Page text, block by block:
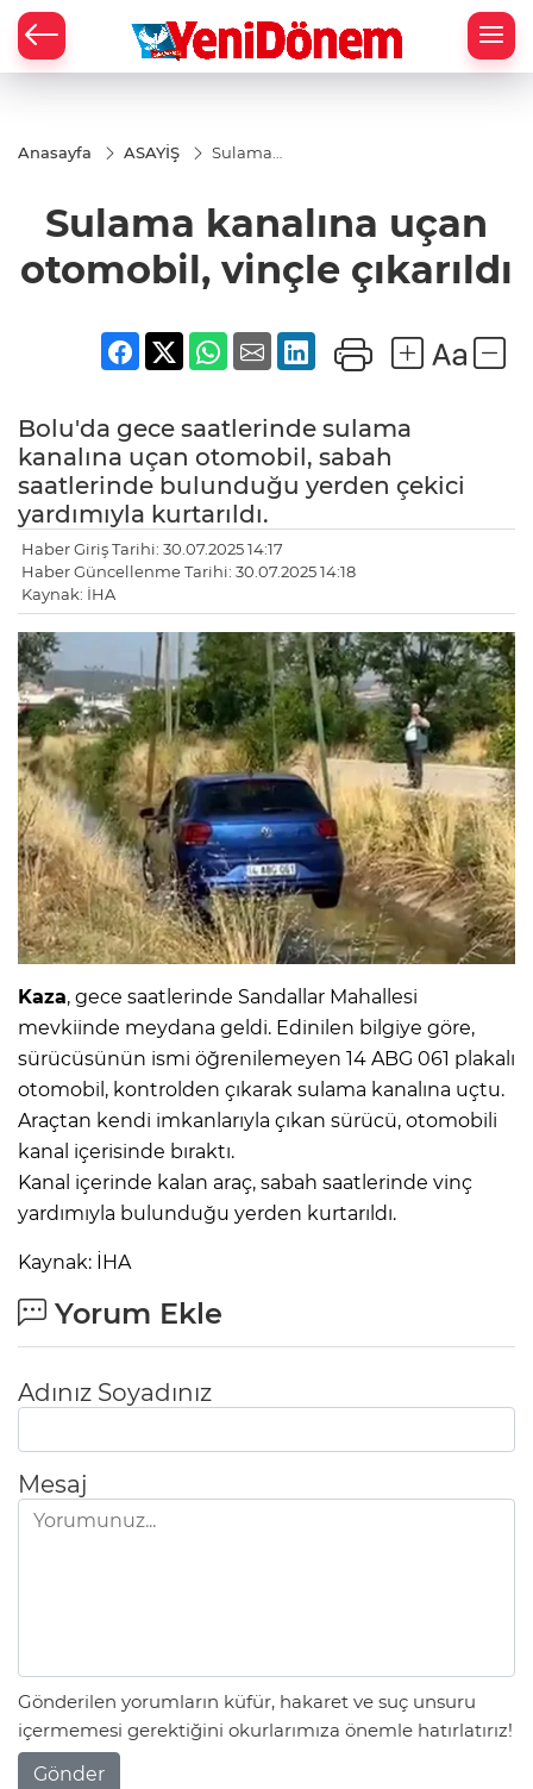
Anasayfa ASAYİŞ
Sulama
otomobil,
vinçle
Sulama kanalına uçan
otomobil, vinçle çıkarıldı
Bolu'da gece saatlerinde sulama
kanalına uçan otomobil, sabah
saatlerinde bulunduğu yerden çekici
yardımıyla kurtarıldı.
Haber Giriş Tarihi: 30.07.2025 14:17
Haber Güncellenme Tarihi: 30.07.2025 14:18
Kaynak: İHA
Kaza, gece saatlerinde Sandallar Mahallesi
mevkiinde meydana geldi. Edinilen bilgiye göre,
sürücüsünün ismi öğrenilemeyen 14 ABG 061 plakalı
otomobil, kontrolden çıkarak sulama kanalına uçtu.
Araçtan kendi imkanlarıyla çıkan sürücü, otomobili
kanal içerisinde bıraktı.
Kanal içerinde kalan araç, sabah saatlerinde vinç
yardımıyla bulunduğu yerden kurtarıldı.
Kaynak: İHA
Yorum Ekle
Adınız Soyadınız
Mesaj
Gönderilen yorumların küfür, hakaret ve suç unsuru
içermemesi gerektiğini okurlarımıza önemle hatırlatırız!
Gönder